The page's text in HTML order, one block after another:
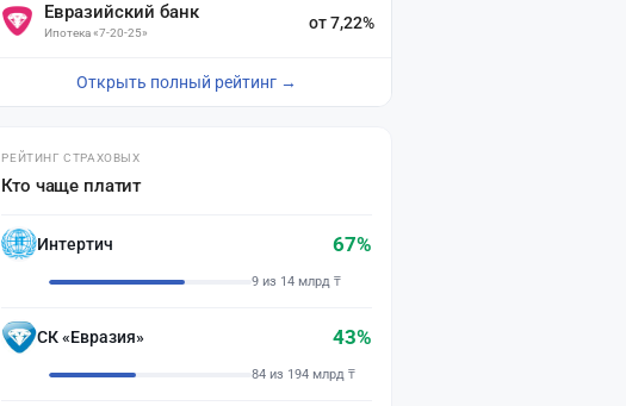
Евразийский банк
Ипотека «7-20-25»
от 7,22%
Открыть полный рейтинг →
РЕЙТИНГ СТРАХОВЫХ
Кто чаще платит
Интертич 67%
9 из 14 млрд ₸
СК «Евразия» 43%
84 из 194 млрд ₸